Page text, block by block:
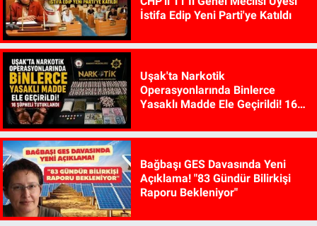
İstifa Edip Yeni Parti'ye Katıldı
Uşak'ta Narkotik
Operasyonlarında Binlerce
Yasaklı Madde Ele Geçirildi! 16
Bağbaşı GES Davasında Yeni
Açıklama! "83 Gündür Bilirkişi
Raporu Bekleniyor"